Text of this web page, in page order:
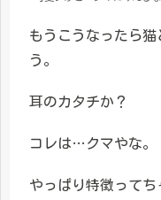
もうこうなったら
う。
耳のカタチか？
コレは…クマやな。
やっぱり特徴って